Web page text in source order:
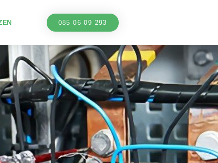
085 06 09 293